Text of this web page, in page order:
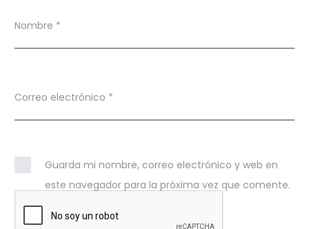
Nombre *
Correo electrónico *
Guarda mi nombre, correo electrónico y web en
este navegador para la próxima vez que comente.